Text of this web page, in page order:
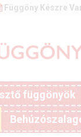
Függöny Készre
függönyök